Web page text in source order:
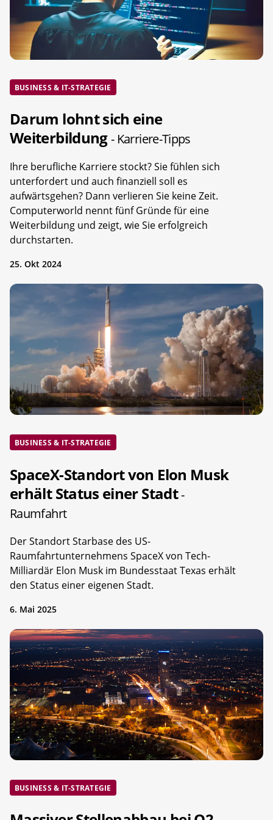
BUSINESS & IT-STRATEGIE
Darum lohnt sich eine
Weiterbildung- Karriere-Tipps
Ihre berufliche Karriere stockt? Sie fühlen sich
unterfordert und auch finanziell soll es
aufwärtsgehen? Dann verlieren Sie keine Zeit.
Computerworld nennt fünf Gründe für eine
Weiterbildung und zeigt, wie Sie erfolgreich
durchstarten.
25. Okt 2024
BUSINESS & IT-STRATEGIE
SpaceX-Standort von Elon Musk
erhält Status einer Stadt-
Raumfahrt
Der Standort Starbase des US-
Raumfahrtunternehmens SpaceX von Tech-
Milliardär Elon Musk im Bundesstaat Texas erhält
den Status einer eigenen Stadt.
6. Mai 2025
BUSINESS & IT-STRATEGIE